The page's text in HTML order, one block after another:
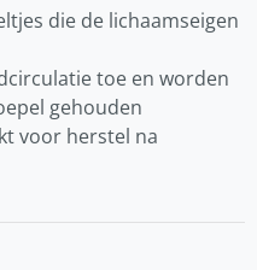
die de lichaamseigen
toe en worden
gehouden
voor herstel na